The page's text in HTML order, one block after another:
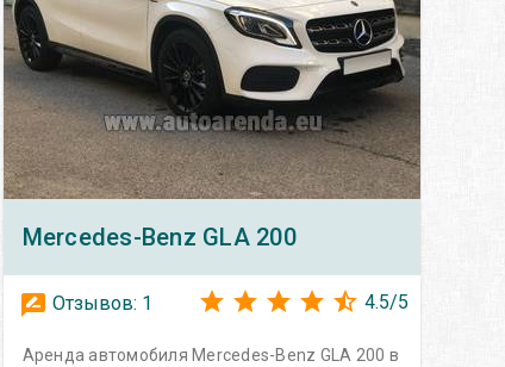
Mercedes-Benz GLA 200
Отзывов: 1 4.5/5
Аренда автомобиля Mercedes-Benz GLA 200 в